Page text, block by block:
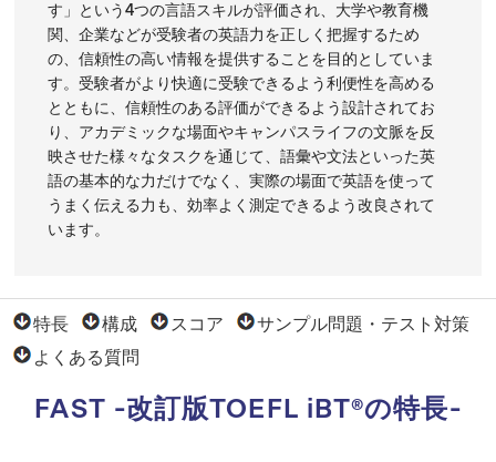
す」という4つの言語スキルが評価され、大学や教育機
関、企業などが受験者の英語力を正しく把握するため
の、信頼性の高い情報を提供することを目的としていま
す。受験者がより快適に受験できるよう利便性を高める
とともに、信頼性のある評価ができるよう設計されてお
り、アカデミックな場面やキャンパスライフの文脈を反
映させた様々なタスクを通じて、語彙や文法といった英
語の基本的な力だけでなく、実際の場面で英語を使って
うまく伝える力も、効率よく測定できるよう改良されて
います。
特長 構成 スコア
サンプル問題・テスト対策
よくある質問
FAST -改訂版TOEFL iBT®の特長-